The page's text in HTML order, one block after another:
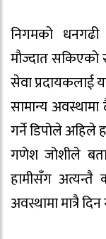
निगमको
मौज्दात सकिएको
सेवा प्रदायकलाई
सामान्य
गर्ने डिपोले अहिले
गणेश जोशीले
हामीसँग अत्यन्तै
अवस्थामा मात्रै